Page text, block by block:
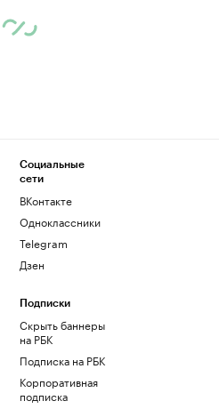
Социальные
сети
ВКонтакте
Одноклассники
Telegram
Дзен
Подписки
Скрыть баннеры
на РБК
Подписка на РБК
Корпоративная
подписка